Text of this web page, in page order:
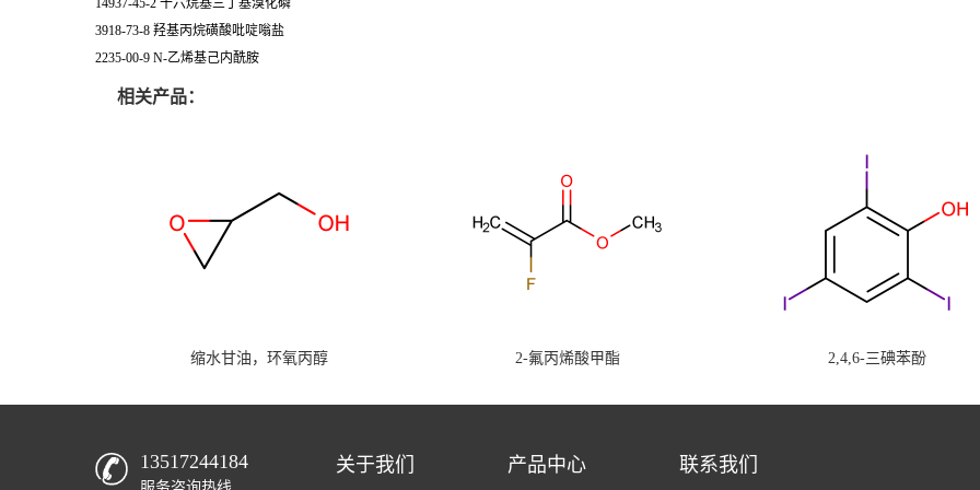
3918-73-8 羟基丙烷磺酸吡啶嗡盐
2235-00-9 N-乙烯基己内酰胺
相关产品：
缩水甘油，环氧丙醇 2-氟丙烯酸甲酯 2,4,6-三碘苯酚
13517244184 关于我们 产品中心 联系我们